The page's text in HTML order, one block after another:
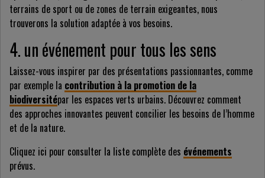
terrains de sport ou de zones de terrain exigeantes, nous
trouverons la solution adaptée à vos besoins.
4. un événement pour tous les sens
Laissez-vous inspirer par des présentations passionnantes, comme
par exemple la contribution à la promotion de la
biodiversitépar les espaces verts urbains. Découvrez comment
des approches innovantes peuvent concilier les besoins de l’homme
et de la nature.
Cliquez ici pour consulter la liste complète des événements
prévus.